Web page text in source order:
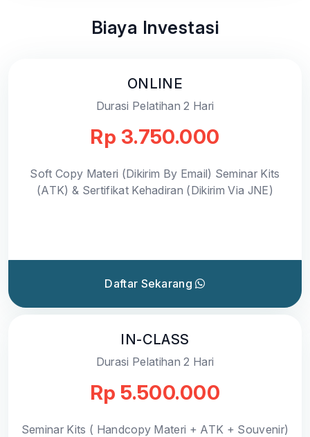
Biaya Investasi
ONLINE
Durasi Pelatihan 2 Hari
Rp 3.750.000
Soft Copy Materi (Dikirim By Email) Seminar Kits
(ATK) & Sertifikat Kehadiran (Dikirim Via JNE)
Daftar Sekarang
IN-CLASS
Durasi Pelatihan 2 Hari
Rp 5.500.000
Seminar Kits ( Handcopy Materi + ATK + Souvenir)